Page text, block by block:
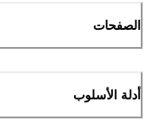
الصفحات
أدلة الأسلوب